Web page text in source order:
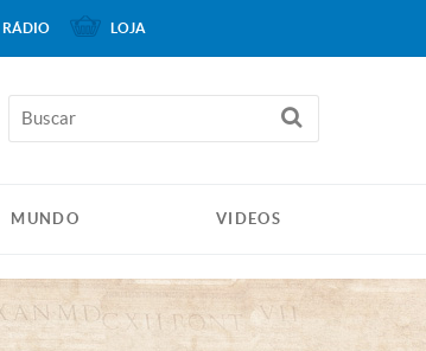
MUNDO VIDEOS
RÁDIO LOJA